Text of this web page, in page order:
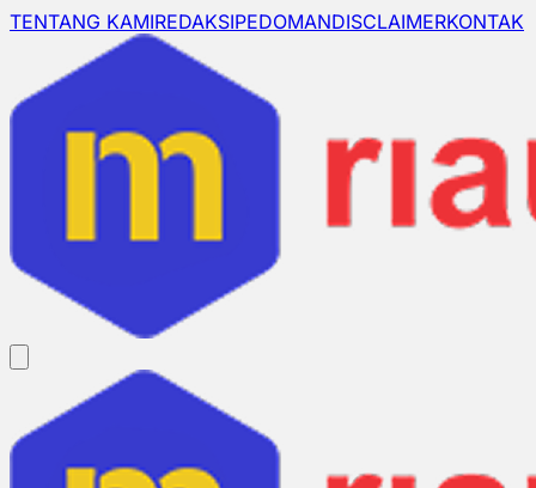
TENTANG KAMIREDAKSIPEDOMANDISCLAIMERKONTAK